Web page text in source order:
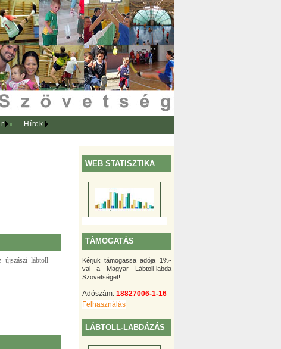
Hírek
WEB STATISZTIKA
TÁMOGATÁS
Kérjük támogassa adója 1%-
val a Magyar Lábtoll-labda
Szövetséget!
Adószám: 18827006-1-16
Felhasználás
LÁBTOLL-LABDÁZÁS
újszászi lábtoll-